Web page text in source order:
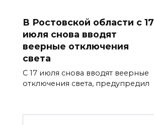
В Ростовской области с 17
июля снова вводят
веерные отключения
света
С 17 июля снова вводят веерные
отключения света, предупредил